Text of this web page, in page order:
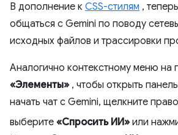
В дополнение к CSS-стилям ,
общаться с Gemini по поводу
исходных файлов и трассировки
Аналогично контекстному меню на
«Элементы» , чтобы открыть панель
начать чат с Gemini, щелкните
выберите «Спросить ИИ» или